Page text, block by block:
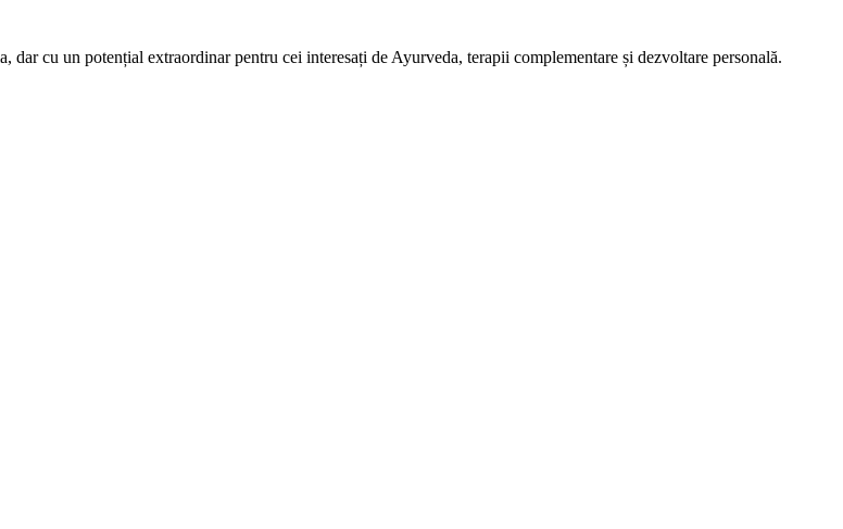
cu un potențial extraordinar pentru cei interesați de Ayurveda, terapii complementare și dezvoltare personală.